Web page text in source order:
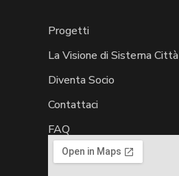
Progetti
La Visione di Sistema Città
Diventa Socio
Contattaci
FAQ